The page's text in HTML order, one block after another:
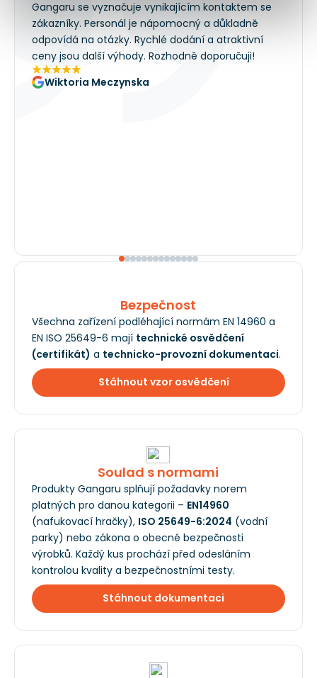
Gangaru se vyznačuje vynikajícím kontaktem se
zákazníky. Personál je nápomocný a důkladně
odpovídá na otázky. Rychlé dodání a atraktivní
ceny jsou další výhody. Rozhodně doporučuji!
Wiktoria Meczynska
Bezpečnost
Všechna zařízení podléhající normám EN 14960 a
EN ISO 25649-6 mají technické osvědčení
(certifikát) a technicko-provozní dokumentaci.
Stáhnout vzor osvědčení
Soulad s normami
Produkty Gangaru splňují požadavky norem
platných pro danou kategorii – EN14960
(nafukovací hračky), ISO 25649-6:2024 (vodní
parky) nebo zákona o obecné bezpečnosti
výrobků. Každý kus prochází před odesláním
kontrolou kvality a bezpečnostními testy.
Stáhnout dokumentaci